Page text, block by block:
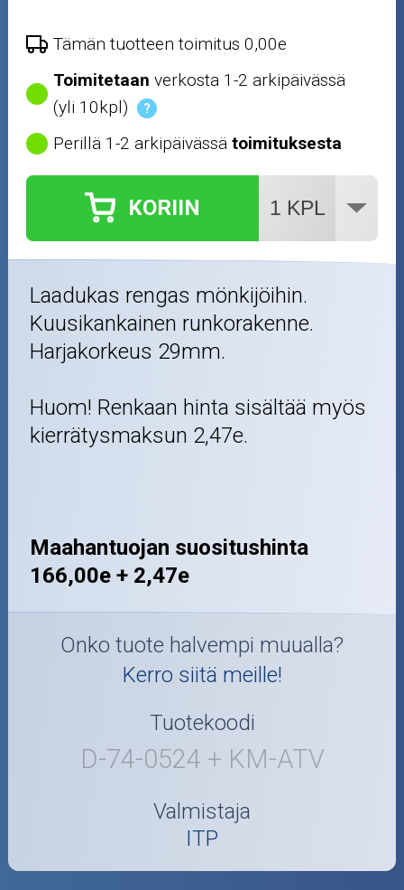
Tämän tuotteen toimitus 0,00e
Toimitetaan verkosta 1-2 arkipäivässä
(yli 10kpl)
?
Perillä 1-2 arkipäivässätoimituksesta
KORIIN
Laadukas rengas mönkijöihin.
Kuusikankainen runkorakenne.
Harjakorkeus 29mm.
Huom! Renkaan hinta sisältää myös
kierrätysmaksun 2,47e.
Maahantuojan suositushinta
166,00e + 2,47e
Onko tuote halvempi muualla?
Kerro siitä meille!
Tuotekoodi
D-74-0524 + KM-ATV
Valmistaja
ITP